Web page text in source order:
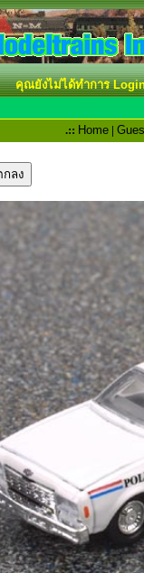
คุณยังไม่ได้ทำการ
.:: Home |